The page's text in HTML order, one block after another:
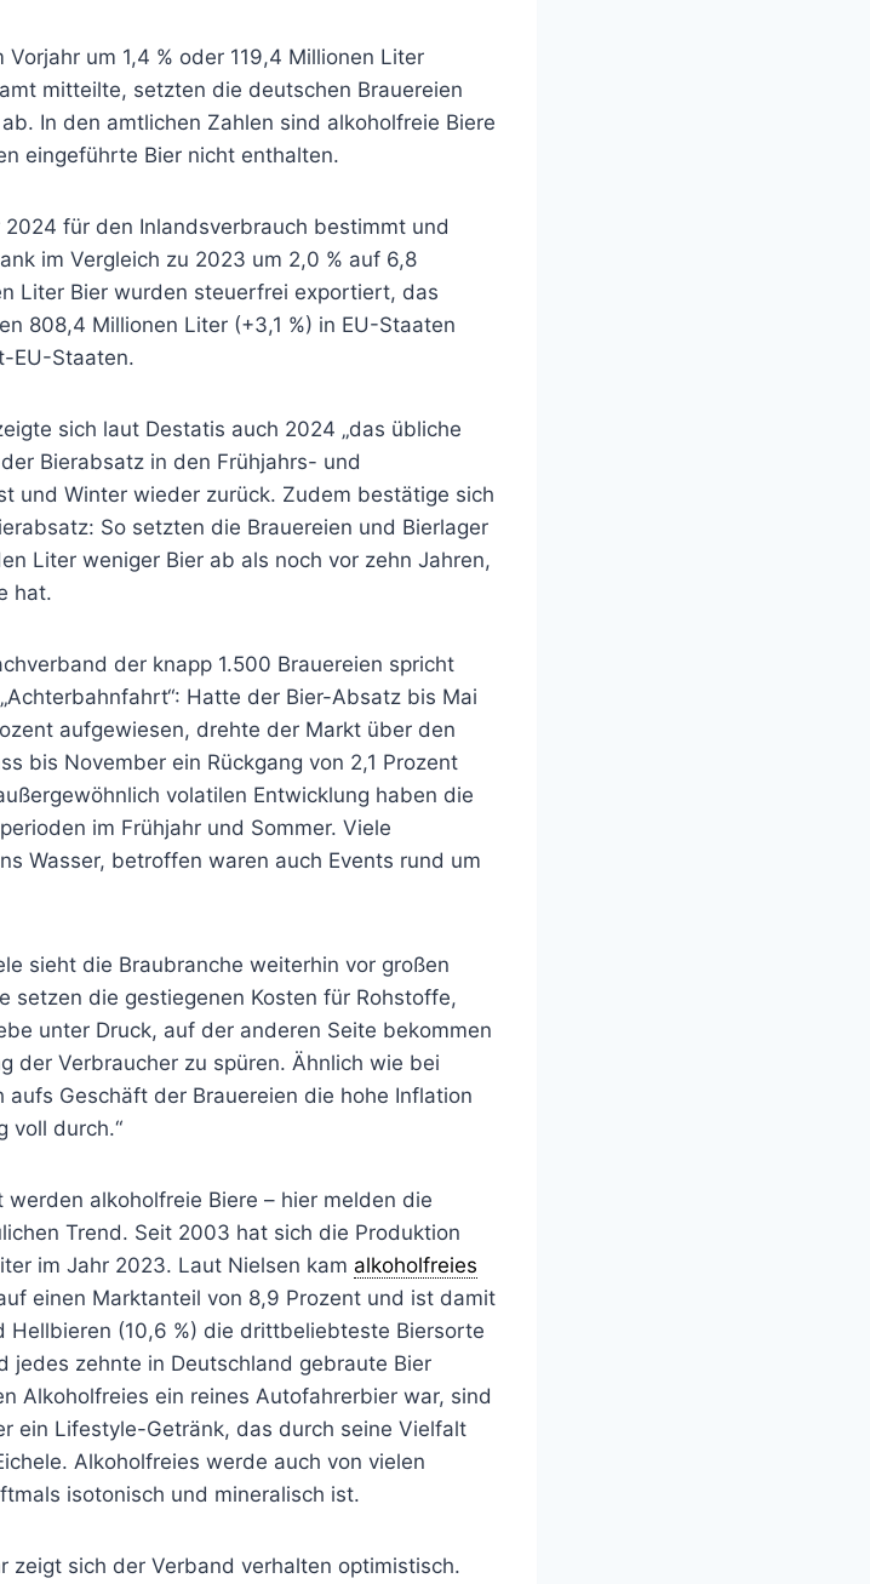
um 1,4 % oder 119,4 Millionen Liter
mitteilte, setzten die deutschen Brauereien
In den amtlichen Zahlen sind alkoholfreie Biere
eingeführte Bier nicht enthalten.
für den Inlandsverbrauch bestimmt und
im Vergleich zu 2023 um 2,0 % auf 6,8
Liter Bier wurden steuerfrei exportiert, das
808,4 Millionen Liter (+3,1 %) in EU-Staaten
EU-Staaten.
sich laut Destatis auch 2024 „das übliche
Bierabsatz in den Frühjahrs- und
und Winter wieder zurück. Zudem bestätige sich
So setzten die Brauereien und Bierlager
Liter weniger Bier ab als noch vor zehn Jahren,
hat.
der knapp 1.500 Brauereien spricht
Hatte der Bier-Absatz bis Mai
aufgewiesen, drehte der Markt über den
bis November ein Rückgang von 2,1 Prozent
volatilen Entwicklung haben die
im Frühjahr und Sommer. Viele
Wasser, betroffen waren auch Events rund um
sieht die Braubranche weiterhin vor großen
setzen die gestiegenen Kosten für Rohstoffe,
unter Druck, auf der anderen Seite bekommen
der Verbraucher zu spüren. Ähnlich wie bei
Geschäft der Brauereien die hohe Inflation
voll durch.“
alkoholfreie Biere – hier melden die
Trend. Seit 2003 hat sich die Produktion
im Jahr 2023. Laut Nielsen kam alkoholfreies
einen Marktanteil von 8,9 Prozent und ist damit
Hellbieren (10,6 %) die drittbeliebteste Biersorte
jedes zehnte in Deutschland gebraute Bier
Alkoholfreies ein reines Autofahrerbier war, sind
ein Lifestyle-Getränk, das durch seine Vielfalt
Alkoholfreies werde auch von vielen
isotonisch und mineralisch ist.
zeigt sich der Verband verhalten optimistisch.